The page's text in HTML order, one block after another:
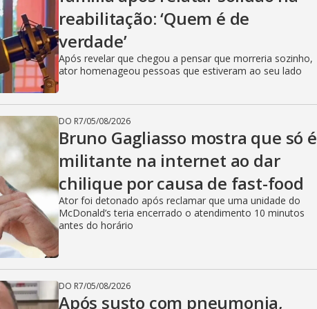
i
d
e
o
reabilitação: ‘Quem é de
verdade’
Após revelar que chegou a pensar que morreria sozinho,
ator homenageou pessoas que estiveram ao seu lado
DO R7/05/08/2026
Bruno Gagliasso mostra que só é
militante na internet ao dar
chilique por causa de fast-food
Ator foi detonado após reclamar que uma unidade do
McDonald’s teria encerrado o atendimento 10 minutos
antes do horário
DO R7/05/08/2026
Após susto com pneumonia,